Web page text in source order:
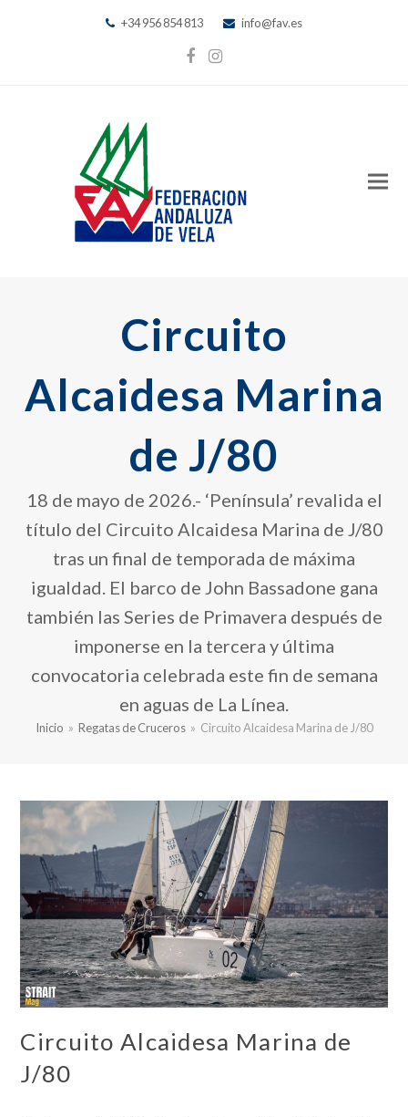
+34 956 854 813 info@fav.es
Facebook
Instagram
Circuito
Alcaidesa Marina
de J/80
18 de mayo de 2026.- ‘Península’ revalida el
título del Circuito Alcaidesa Marina de J/80
tras un final de temporada de máxima
igualdad. El barco de John Bassadone gana
también las Series de Primavera después de
imponerse en la tercera y última
convocatoria celebrada este fin de semana
en aguas de La Línea.
Inicio » Regatas de Cruceros » Circuito Alcaidesa Marina de J/80
Circuito Alcaidesa Marina de
J/80